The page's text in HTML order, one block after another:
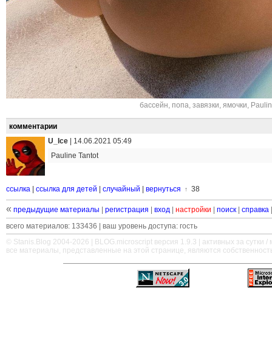
бассейн, попа, завязки, ямочки,
комментарии
U_Ice
14.06.2021 05:49
Pauline Tantot
ссылка ссылка для детей случайный вернуться ↑ 38
« предыдущие материалы регистрация вход настройки поиск справка
всего материалов: 133436 | ваш уровень доступа: гость
© Stanis.Blog 2004-2026 |
BLOG.microscript версия 1.9.3 | активных за сутки /
все материалы, представленные на этой странице, являются
—————————————————————